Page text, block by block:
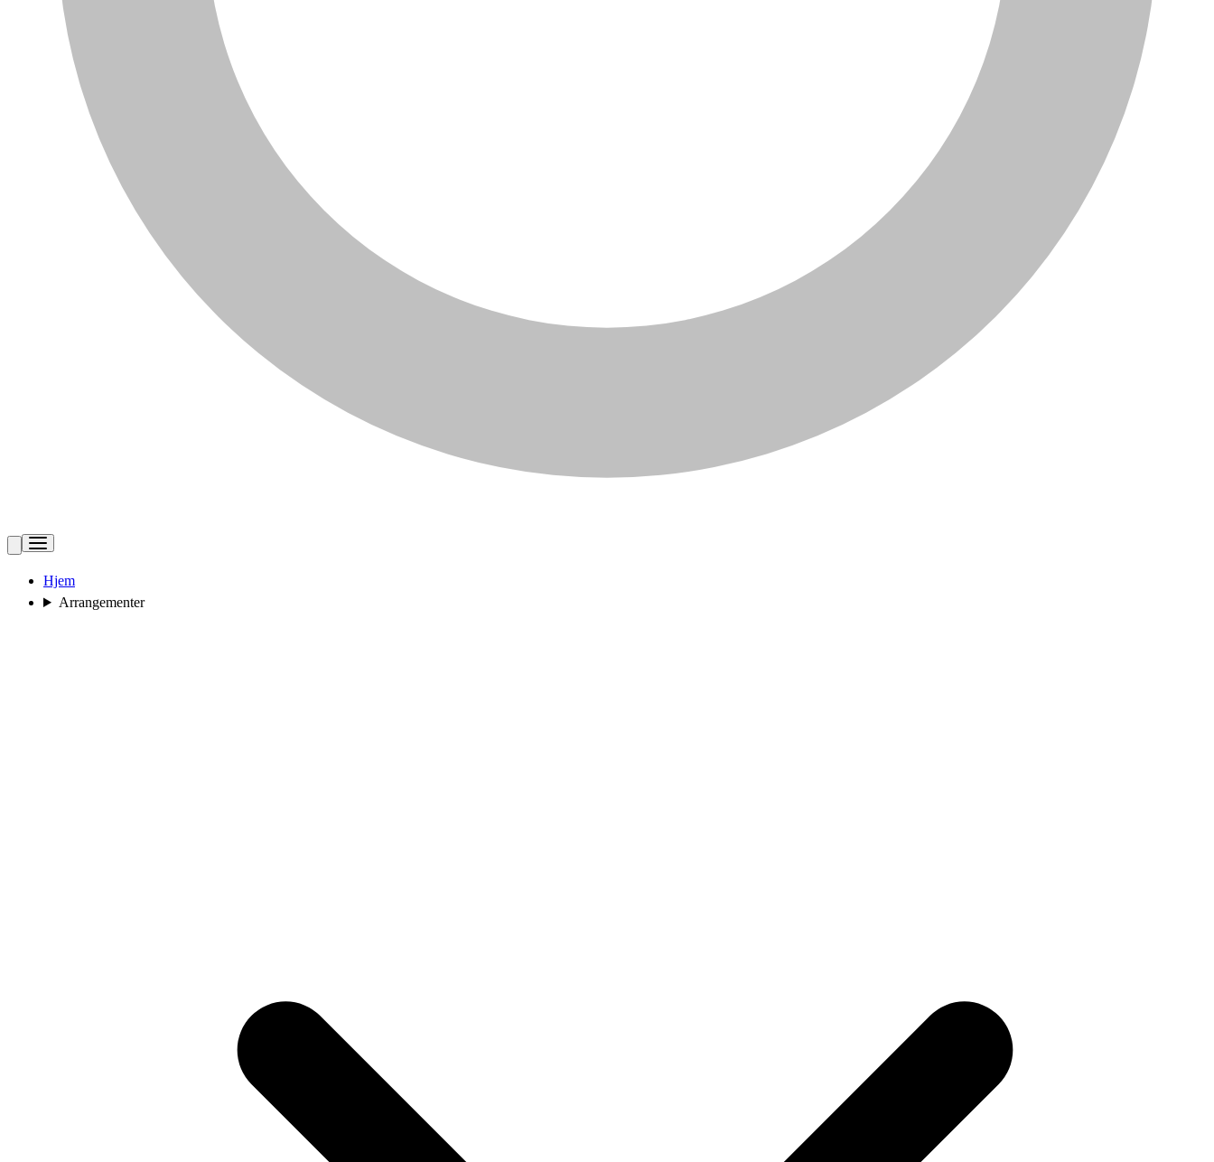
Hjem
Arrangementer